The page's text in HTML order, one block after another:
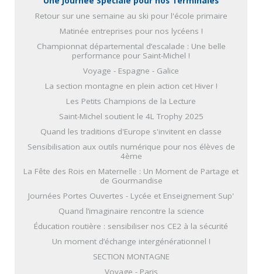
Retour sur une semaine au ski pour l'école primaire
Matinée entreprises pour nos lycéens !
Championnat départemental d’escalade : Une belle
performance pour Saint-Michel !
Voyage - Espagne - Galice
La section montagne en plein action cet Hiver !
Les Petits Champions de la Lecture
Saint-Michel soutient le 4L Trophy 2025
Quand les traditions d'Europe s'invitent en classe
Sensibilisation aux outils numérique pour nos élèves de
4ème
La Fête des Rois en Maternelle : Un Moment de Partage et
de Gourmandise
Journées Portes Ouvertes - Lycée et Enseignement Sup'
Quand l’imaginaire rencontre la science
Éducation routière : sensibiliser nos CE2 à la sécurité
Un moment d’échange intergénérationnel !
SECTION MONTAGNE
Voyage - Paris